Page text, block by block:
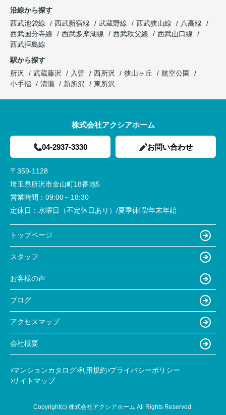
沿線から探す
西武池袋線
西武新宿線 武蔵野線 西武狭山線
八高線
西武国分寺線
西武多摩湖線 西武秩父線
西武山口線
西武拝島線
駅から探す
所沢
武蔵藤沢 入曽 西所沢 狭山ヶ丘
航空公園
小手指
清瀬 新所沢 東所沢
株式会社アクシアホーム
04-2937-3330 お問い合わせ
〒359-1128
埼玉県所沢市金山町18番地5
営業時間： 09:00～18:30
定休日： 水曜日（不定休日あり）/夏季休暇/年末年始
トップページ
スタッフ
お客様の声
ブログ
アクセスマップ
会社概要
マンションカタログ 利用規約 プライバシーポリシー
サイトマップ
Copyright(c) 株式会社アクシアホーム All Rights Reserved.